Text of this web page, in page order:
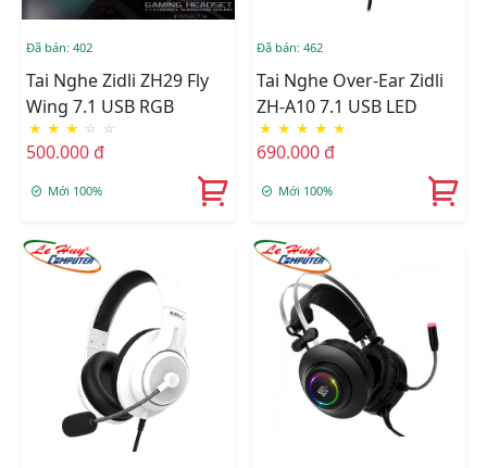
Đã bán: 402
Tai Nghe Zidli ZH29 Fly
Wing 7.1 USB RGB
★ ★ ★ ☆ ☆
500.000 đ
Mới 100%
Đã bán: 462
Tai Nghe Over-Ear Zidli
ZH-A10 7.1 USB LED
★ ★ ★ ★ ★
690.000 đ
Mới 100%